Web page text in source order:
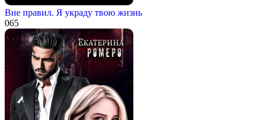
Вне правил. Я украду твою жизнь
065